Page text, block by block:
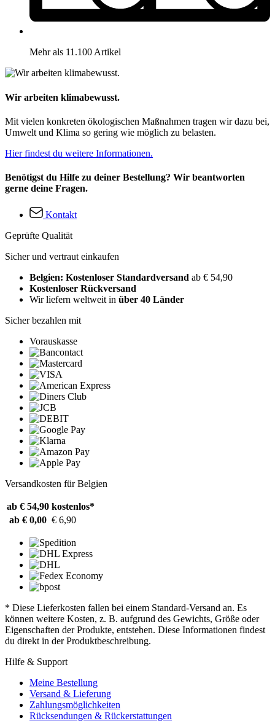
Mehr als 11.100 Artikel
Wir arbeiten klimabewusst.
Mit vielen konkreten ökologischen Maßnahmen tragen wir dazu bei,
Umwelt und Klima so gering wie möglich zu belasten.
Hier findest du weitere Informationen.
Benötigst du Hilfe zu deiner Bestellung? Wir beantworten
gerne deine Fragen.
Kontakt
Geprüfte Qualität
Sicher und vertraut einkaufen
Belgien: Kostenloser Standardversand ab € 54,90
Kostenloser Rückversand
Wir liefern weltweit in über 40 Länder
Sicher bezahlen mit
Vorauskasse
Versandkosten für Belgien
ab € 54,90 kostenlos*
ab € 0,00 € 6,90
* Diese Lieferkosten fallen bei einem Standard-Versand an. Es
können weitere Kosten, z. B. aufgrund des Gewichts, Größe oder
Eigenschaften der Produkte, entstehen. Diese Informationen findest
du direkt in der Produktbeschreibung.
Hilfe & Support
Meine Bestellung
Versand & Lieferung
Zahlungsmöglichkeiten
Rücksendungen & Rückerstattungen